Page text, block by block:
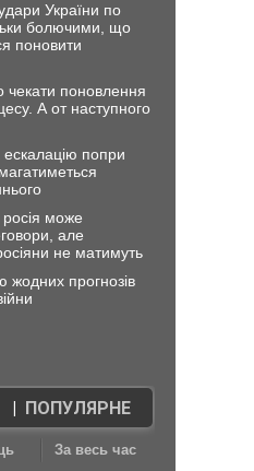
України по
болючими, що
поновити
чекати поновлення
А от наступного
попри
може
але
не матимуть
прогнозів
ПОПУЛЯРНЕ
За весь час